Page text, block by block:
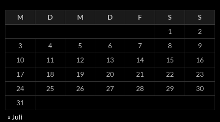
M D M D F S
S
1
2
3
4 5 6 7 8
9
10
11 12 13 14 15
16
17
18 19 20 21 22
23
24
25 26 27 28 29
30
31
« Juli